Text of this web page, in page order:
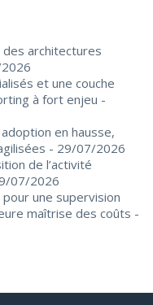
architectures
et une couche
à fort enjeu -
en hausse,
- 29/07/2026
de l’activité
07/2026
une supervision
maîtrise des coûts -